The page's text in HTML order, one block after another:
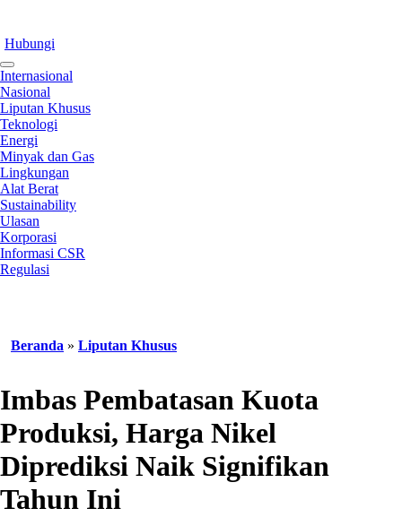
Hubungi
Internasional
Nasional
Liputan Khusus
Teknologi
Energi
Minyak dan Gas
Lingkungan
Alat Berat
Sustainability
Ulasan
Korporasi
Informasi CSR
Regulasi
Beranda » Liputan Khusus
Imbas Pembatasan Kuota
Produksi, Harga Nikel
Diprediksi Naik Signifikan
Tahun Ini